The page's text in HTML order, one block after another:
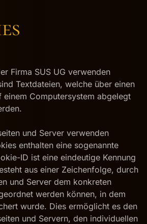
Firma SUS UG verwenden
Textdateien, welche über einen
einem Computersystem abgelegt
und Server verwenden
enthalten eine sogenannte
ID ist eine eindeutige Kennung
aus einer Zeichenfolge, durch
und Server dem konkreten
werden können, in dem
wurde. Dies ermöglicht es den
und Servern, den individuellen